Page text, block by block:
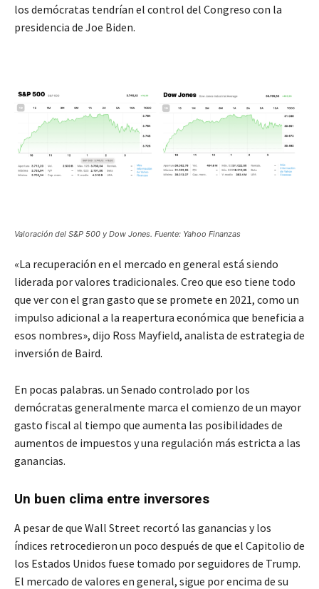
los demócratas tendrían el control del Congreso con la
presidencia de Joe Biden.
Valoración del S&P 500 y Dow Jones. Fuente: Yahoo Finanzas
«La recuperación en el mercado en general está siendo
liderada por valores tradicionales. Creo que eso tiene todo
que ver con el gran gasto que se promete en 2021, como un
impulso adicional a la reapertura económica que beneficia a
esos nombres», dijo Ross Mayfield, analista de estrategia de
inversión de Baird.
En pocas palabras. un Senado controlado por los
demócratas generalmente marca el comienzo de un mayor
gasto fiscal al tiempo que aumenta las posibilidades de
aumentos de impuestos y una regulación más estricta a las
ganancias.
Un buen clima entre inversores
A pesar de que Wall Street recortó las ganancias y los
índices retrocedieron un poco después de que el Capitolio de
los Estados Unidos fuese tomado por seguidores de Trump.
El mercado de valores en general, sigue por encima de su